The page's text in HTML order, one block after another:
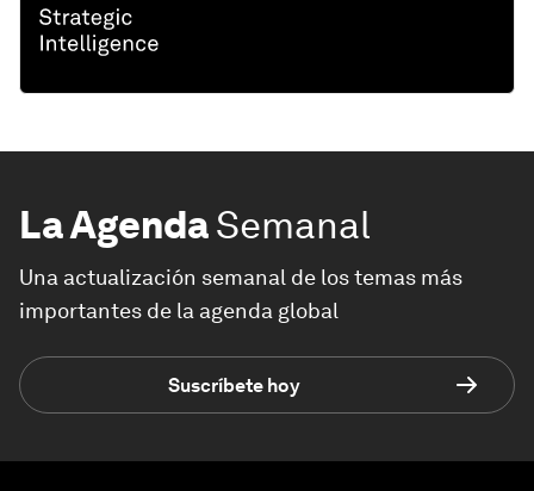
La AgendaSemanal
Una actualización semanal de los temas más
importantes de la agenda global
Suscríbete hoy